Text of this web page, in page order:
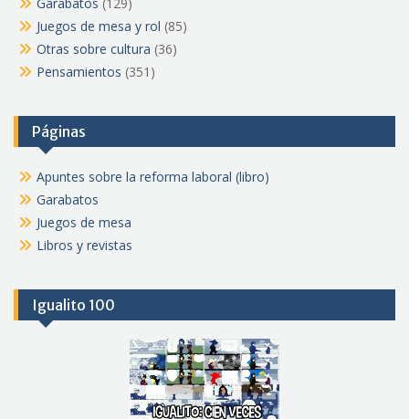
Juegos de mesa y rol (85)
Otras sobre cultura (36)
Pensamientos (351)
Páginas
Apuntes sobre la reforma laboral (libro)
Garabatos
Juegos de mesa
Libros y revistas
Igualito 100